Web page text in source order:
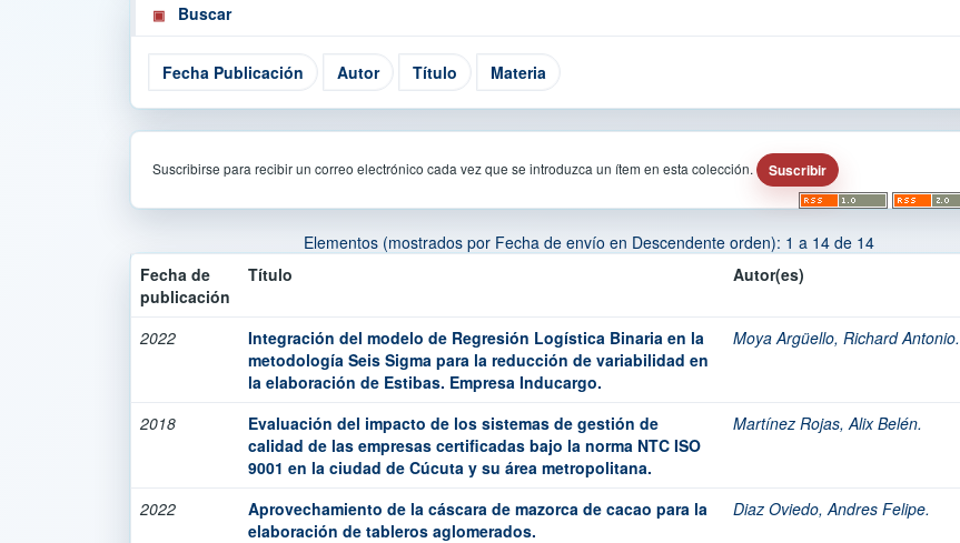
Buscar
Suscribirse para recibir un correo electrónico cada vez que se introduzca un ítem en esta colección.
Elementos (mostrados por Fecha de envío en Descendente orden): 1 a 14 de 14
Fecha de
publicación
Título Autor(es)
2022
Integración del modelo de Regresión Logística Binaria en la
metodología Seis Sigma para la reducción de variabilidad en
la elaboración de Estibas. Empresa Inducargo.
Moya Argüello, Richard Antonio.
2018
Evaluación del impacto de los sistemas de gestión de
calidad de las empresas certificadas bajo la norma NTC ISO
9001 en la ciudad de Cúcuta y su área metropolitana.
Martínez Rojas, Alix Belén.
2022
Aprovechamiento de la cáscara de mazorca de cacao para la
elaboración de tableros aglomerados.
Diaz Oviedo, Andres Felipe.